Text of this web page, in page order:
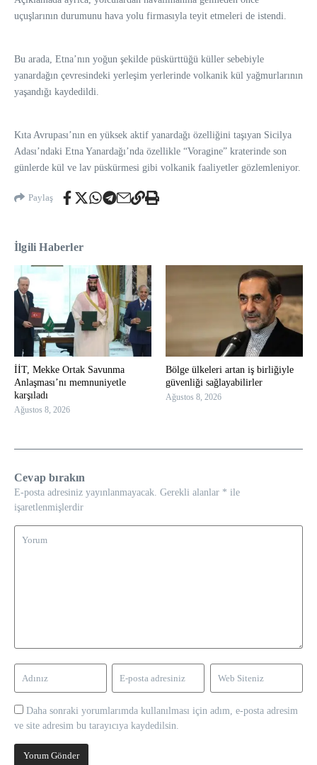
uçuşlarının durumunu hava yolu firmasıyla teyit etmeleri de istendi.
Bu arada, Etna’nın yoğun şekilde püskürttüğü küller sebebiyle
yanardağın çevresindeki yerleşim yerlerinde volkanik kül yağmurlarının
yaşandığı kaydedildi.
Kıta Avrupası’nın en yüksek aktif yanardağı özelliğini taşıyan Sicilya
Adası’ndaki Etna Yanardağı’nda özellikle “Voragine” kraterinde son
günlerde kül ve lav püskürmesi gibi volkanik faaliyetler gözlemleniyor.
Paylaş
İlgili Haberler
İİT, Mekke Ortak Savunma
Anlaşması’nı memnuniyetle
karşıladı
Ağustos 8, 2026
Bölge ülkeleri artan iş birliğiyle
güvenliği sağlayabilirler
Ağustos 8, 2026
Cevap bırakın
E-posta adresiniz yayınlanmayacak. Gerekli alanlar * ile
işaretlenmişlerdir
Daha sonraki yorumlarımda kullanılması için adım, e-posta adresim
ve site adresim bu tarayıcıya kaydedilsin.